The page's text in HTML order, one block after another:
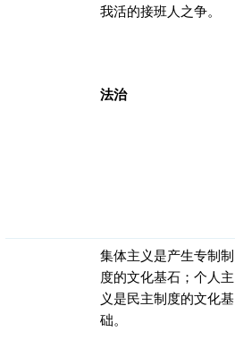
我活的接班人之争。
法治
集体主义是产生专制制
度的文化基石；个人主
义是民主制度的文化基
础。